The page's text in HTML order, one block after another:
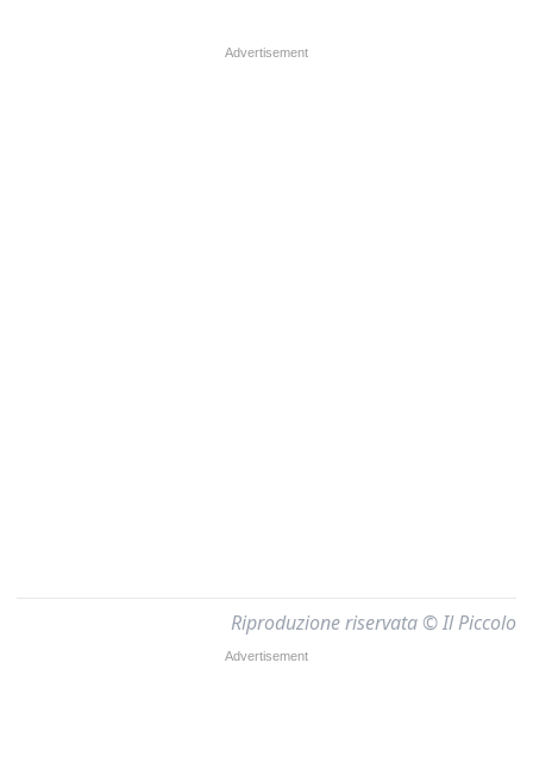
Riproduzione riservata © Il Piccolo